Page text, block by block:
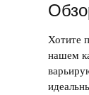
Хотите
нашем